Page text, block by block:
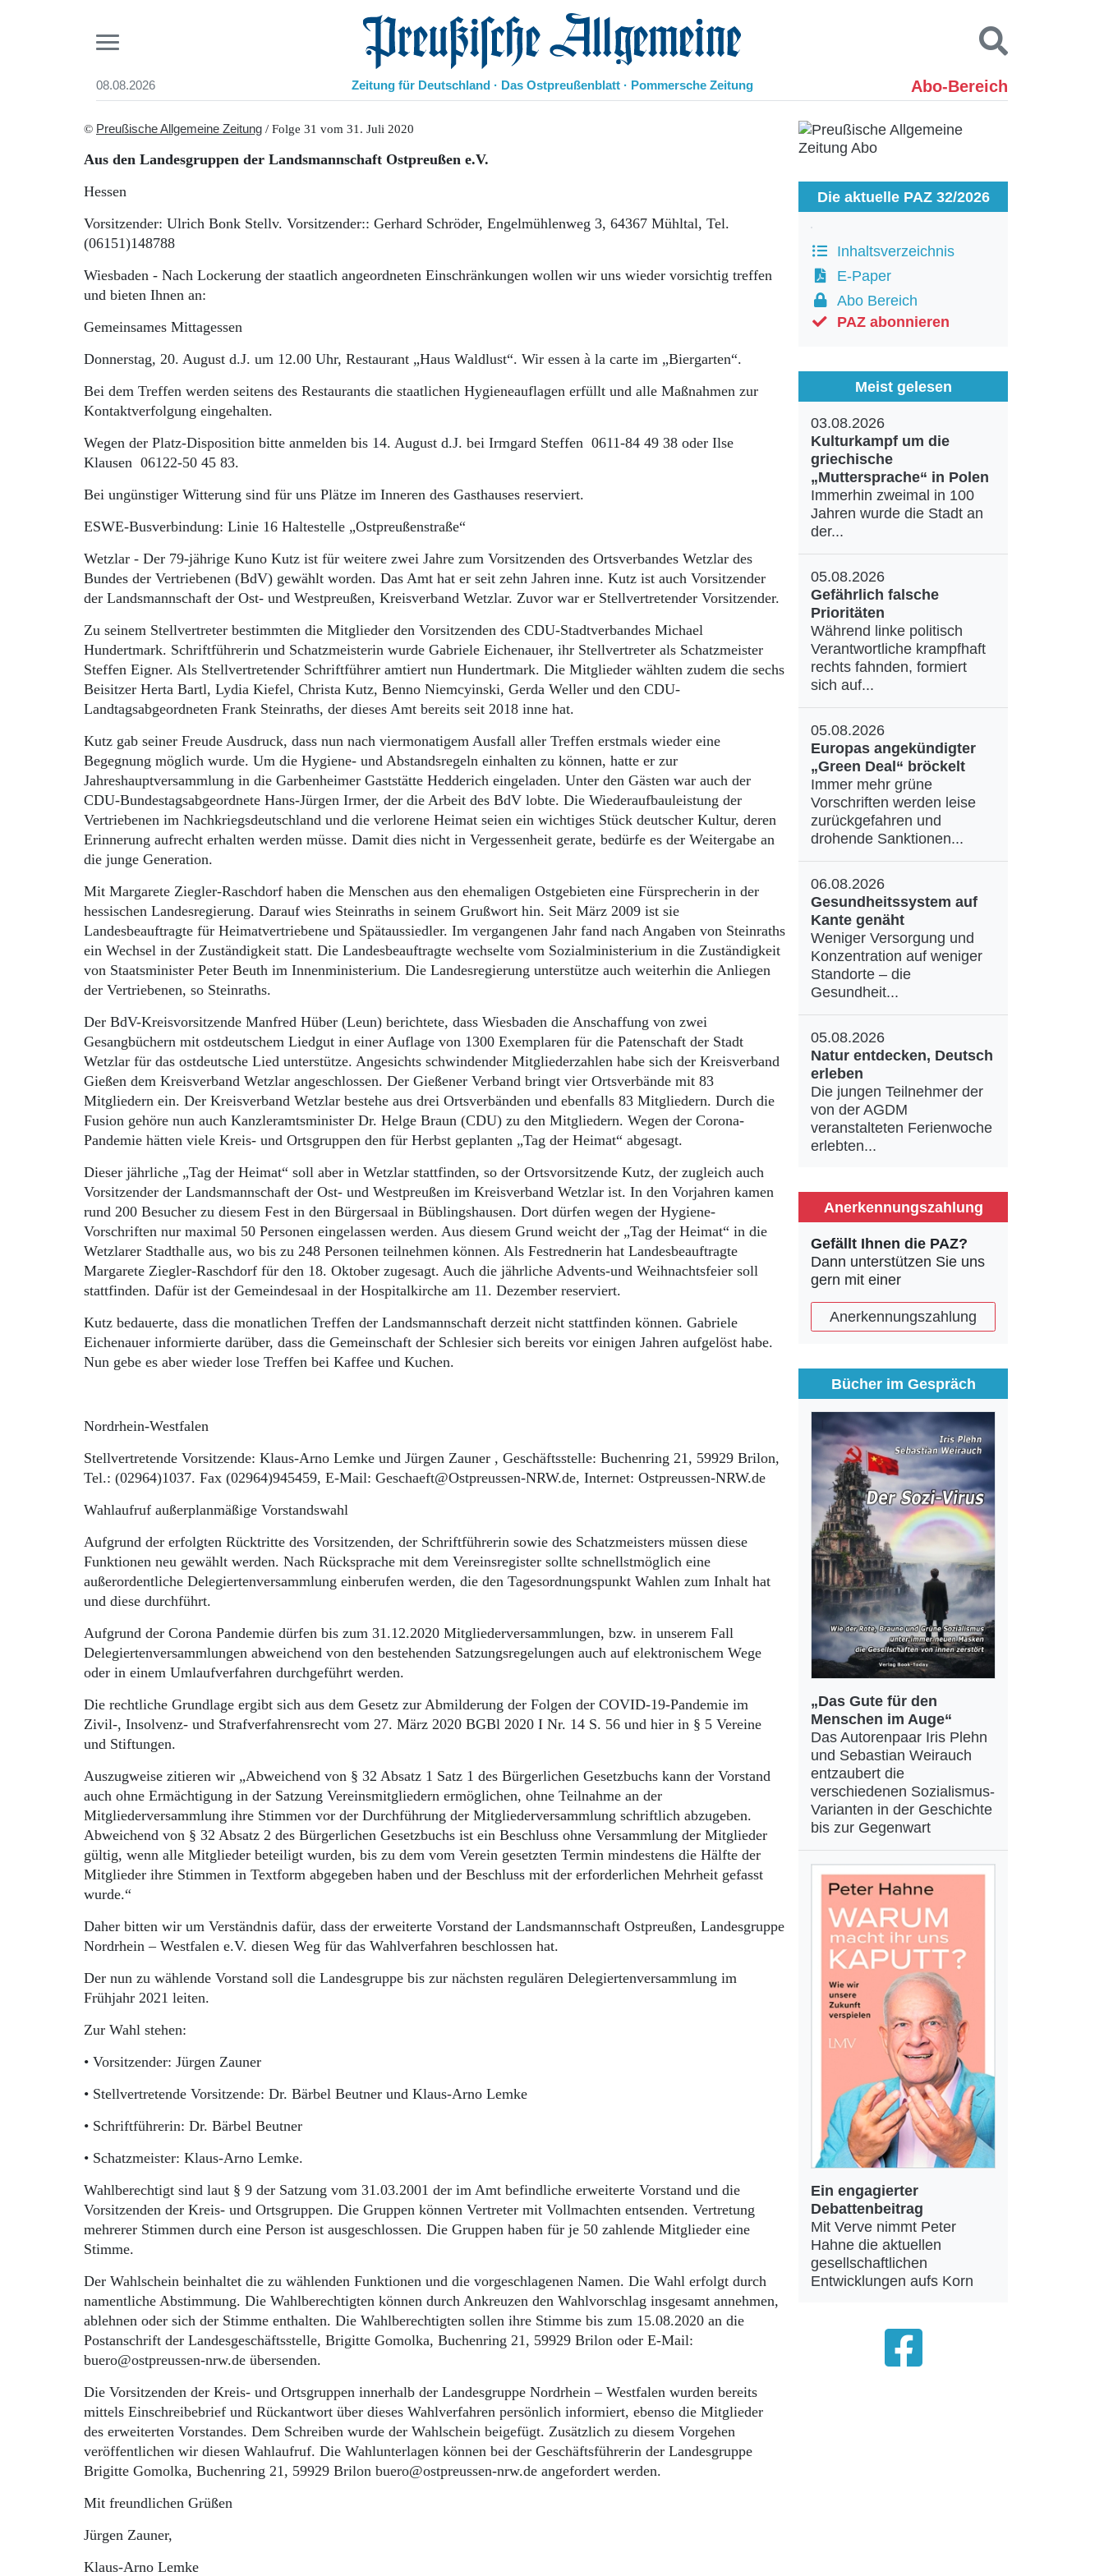
08.08.2026 Preußische Allgemeine Zeitung
Zeitung für Deutschland · Das Ostpreußenblatt · Pommersche Zeitung Abo-Bereich
Start
Aktuelle Ausgabe
Abo Prämien
Archiv
Leben
Pommern
Kontakt
Suchen und finden
© Preußische Allgemeine Zeitung / Folge 31 vom 31. Juli 2020
Aus den Landesgruppen der Landsmannschaft Ostpreußen e.V.
Hessen
Vorsitzender: Ulrich Bonk Stellv. Vorsitzender:: Gerhard Schröder, Engelmühlenweg 3, 64367 Mühltal, Tel.
(06151)148788
Wiesbaden - Nach Lockerung der staatlich angeordneten Einschränkungen wollen wir uns wieder vorsichtig treffen
und bieten Ihnen an:
Gemeinsames Mittagessen
Donnerstag, 20. August d.J. um 12.00 Uhr, Restaurant „Haus Waldlust“. Wir essen à la carte im „Biergarten“.
Bei dem Treffen werden seitens des Restaurants die staatlichen Hygieneauflagen erfüllt und alle Maßnahmen zur
Kontaktverfolgung eingehalten.
Wegen der Platz-Disposition bitte anmelden bis 14. August d.J. bei Irmgard Steffen 0611-84 49 38 oder Ilse
Klausen 06122-50 45 83.
Bei ungünstiger Witterung sind für uns Plätze im Inneren des Gasthauses reserviert.
ESWE-Busverbindung: Linie 16 Haltestelle „Ostpreußenstraße“
Wetzlar - Der 79-jährige Kuno Kutz ist für weitere zwei Jahre zum Vorsitzenden des Ortsverbandes Wetzlar des
Bundes der Vertriebenen (BdV) gewählt worden. Das Amt hat er seit zehn Jahren inne. Kutz ist auch Vorsitzender
der Landsmannschaft der Ost- und Westpreußen, Kreisverband Wetzlar. Zuvor war er Stellvertretender Vorsitzender.
Zu seinem Stellvertreter bestimmten die Mitglieder den Vorsitzenden des CDU-Stadtverbandes Michael
Hundertmark. Schriftführerin und Schatzmeisterin wurde Gabriele Eichenauer, ihr Stellvertreter als Schatzmeister
Steffen Eigner. Als Stellvertretender Schriftführer amtiert nun Hundertmark. Die Mitglieder wählten zudem die sechs
Beisitzer Herta Bartl, Lydia Kiefel, Christa Kutz, Benno Niemcyinski, Gerda Weller und den CDU-
Landtagsabgeordneten Frank Steinraths, der dieses Amt bereits seit 2018 inne hat.
Kutz gab seiner Freude Ausdruck, dass nun nach viermonatigem Ausfall aller Treffen erstmals wieder eine
Begegnung möglich wurde. Um die Hygiene- und Abstandsregeln einhalten zu können, hatte er zur
Jahreshauptversammlung in die Garbenheimer Gaststätte Hedderich eingeladen. Unter den Gästen war auch der
CDU-Bundestagsabgeordnete Hans-Jürgen Irmer, der die Arbeit des BdV lobte. Die Wiederaufbauleistung der
Vertriebenen im Nachkriegsdeutschland und die verlorene Heimat seien ein wichtiges Stück deutscher Kultur, deren
Erinnerung aufrecht erhalten werden müsse. Damit dies nicht in Vergessenheit gerate, bedürfe es der Weitergabe an
die junge Generation.
Mit Margarete Ziegler-Raschdorf haben die Menschen aus den ehemaligen Ostgebieten eine Fürsprecherin in der
hessischen Landesregierung. Darauf wies Steinraths in seinem Grußwort hin. Seit März 2009 ist sie
Landesbeauftragte für Heimatvertriebene und Spätaussiedler. Im vergangenen Jahr fand nach Angaben von Steinraths
ein Wechsel in der Zuständigkeit statt. Die Landesbeauftragte wechselte vom Sozialministerium in die Zuständigkeit
von Staatsminister Peter Beuth im Innenministerium. Die Landesregierung unterstütze auch weiterhin die Anliegen
der Vertriebenen, so Steinraths.
Der BdV-Kreisvorsitzende Manfred Hüber (Leun) berichtete, dass Wiesbaden die Anschaffung von zwei
Gesangbüchern mit ostdeutschem Liedgut in einer Auflage von 1300 Exemplaren für die Patenschaft der Stadt
Wetzlar für das ostdeutsche Lied unterstütze. Angesichts schwindender Mitgliederzahlen habe sich der Kreisverband
Gießen dem Kreisverband Wetzlar angeschlossen. Der Gießener Verband bringt vier Ortsverbände mit 83
Mitgliedern ein. Der Kreisverband Wetzlar bestehe aus drei Ortsverbänden und ebenfalls 83 Mitgliedern. Durch die
Fusion gehöre nun auch Kanzleramtsminister Dr. Helge Braun (CDU) zu den Mitgliedern. Wegen der Corona-
Pandemie hätten viele Kreis- und Ortsgruppen den für Herbst geplanten „Tag der Heimat“ abgesagt.
Dieser jährliche „Tag der Heimat“ soll aber in Wetzlar stattfinden, so der Ortsvorsitzende Kutz, der zugleich auch
Vorsitzender der Landsmannschaft der Ost- und Westpreußen im Kreisverband Wetzlar ist. In den Vorjahren kamen
rund 200 Besucher zu diesem Fest in den Bürgersaal in Büblingshausen. Dort dürfen wegen der Hygiene-
Vorschriften nur maximal 50 Personen eingelassen werden. Aus diesem Grund weicht der „Tag der Heimat“ in die
Wetzlarer Stadthalle aus, wo bis zu 248 Personen teilnehmen können. Als Festrednerin hat Landesbeauftragte
Margarete Ziegler-Raschdorf für den 18. Oktober zugesagt. Auch die jährliche Advents-und Weihnachtsfeier soll
stattfinden. Dafür ist der Gemeindesaal in der Hospitalkirche am 11. Dezember reserviert.
Kutz bedauerte, dass die monatlichen Treffen der Landsmannschaft derzeit nicht stattfinden können. Gabriele
Eichenauer informierte darüber, dass die Gemeinschaft der Schlesier sich bereits vor einigen Jahren aufgelöst habe.
Nun gebe es aber wieder lose Treffen bei Kaffee und Kuchen.
Nordrhein-Westfalen
Stellvertretende Vorsitzende: Klaus-Arno Lemke und Jürgen Zauner , Geschäftsstelle: Buchenring 21, 59929 Brilon,
Tel.: (02964)1037. Fax (02964)945459, E-Mail: Geschaeft@Ostpreussen-NRW.de, Internet: Ostpreussen-NRW.de
Wahlaufruf außerplanmäßige Vorstandswahl
Aufgrund der erfolgten Rücktritte des Vorsitzenden, der Schriftführerin sowie des Schatzmeisters müssen diese
Funktionen neu gewählt werden. Nach Rücksprache mit dem Vereinsregister sollte schnellstmöglich eine
außerordentliche Delegiertenversammlung einberufen werden, die den Tagesordnungspunkt Wahlen zum Inhalt hat
und diese durchführt.
Aufgrund der Corona Pandemie dürfen bis zum 31.12.2020 Mitgliederversammlungen, bzw. in unserem Fall
Delegiertenversammlungen abweichend von den bestehenden Satzungsregelungen auch auf elektronischem Wege
oder in einem Umlaufverfahren durchgeführt werden.
Die rechtliche Grundlage ergibt sich aus dem Gesetz zur Abmilderung der Folgen der COVID-19-Pandemie im
Zivil-, Insolvenz- und Strafverfahrensrecht vom 27. März 2020 BGBl 2020 I Nr. 14 S. 56 und hier in § 5 Vereine
und Stiftungen.
Auszugweise zitieren wir „Abweichend von § 32 Absatz 1 Satz 1 des Bürgerlichen Gesetzbuchs kann der Vorstand
auch ohne Ermächtigung in der Satzung Vereinsmitgliedern ermöglichen, ohne Teilnahme an der
Mitgliederversammlung ihre Stimmen vor der Durchführung der Mitgliederversammlung schriftlich abzugeben.
Abweichend von § 32 Absatz 2 des Bürgerlichen Gesetzbuchs ist ein Beschluss ohne Versammlung der Mitglieder
gültig, wenn alle Mitglieder beteiligt wurden, bis zu dem vom Verein gesetzten Termin mindestens die Hälfte der
Mitglieder ihre Stimmen in Textform abgegeben haben und der Beschluss mit der erforderlichen Mehrheit gefasst
wurde.“
Daher bitten wir um Verständnis dafür, dass der erweiterte Vorstand der Landsmannschaft Ostpreußen, Landesgruppe
Nordrhein – Westfalen e.V. diesen Weg für das Wahlverfahren beschlossen hat.
Der nun zu wählende Vorstand soll die Landesgruppe bis zur nächsten regulären Delegiertenversammlung im
Frühjahr 2021 leiten.
Zur Wahl stehen:
• Vorsitzender: Jürgen Zauner
• Stellvertretende Vorsitzende: Dr. Bärbel Beutner und Klaus-Arno Lemke
• Schriftführerin: Dr. Bärbel Beutner
• Schatzmeister: Klaus-Arno Lemke.
Wahlberechtigt sind laut § 9 der Satzung vom 31.03.2001 der im Amt befindliche erweiterte Vorstand und die
Vorsitzenden der Kreis- und Ortsgruppen. Die Gruppen können Vertreter mit Vollmachten entsenden. Vertretung
mehrerer Stimmen durch eine Person ist ausgeschlossen. Die Gruppen haben für je 50 zahlende Mitglieder eine
Stimme.
Der Wahlschein beinhaltet die zu wählenden Funktionen und die vorgeschlagenen Namen. Die Wahl erfolgt durch
namentliche Abstimmung. Die Wahlberechtigten können durch Ankreuzen den Wahlvorschlag insgesamt annehmen,
ablehnen oder sich der Stimme enthalten. Die Wahlberechtigten sollen ihre Stimme bis zum 15.08.2020 an die
Postanschrift der Landesgeschäftsstelle, Brigitte Gomolka, Buchenring 21, 59929 Brilon oder E-Mail:
buero@ostpreussen-nrw.de übersenden.
Die Vorsitzenden der Kreis- und Ortsgruppen innerhalb der Landesgruppe Nordrhein – Westfalen wurden bereits
mittels Einschreibebrief und Rückantwort über dieses Wahlverfahren persönlich informiert, ebenso die Mitglieder
des erweiterten Vorstandes. Dem Schreiben wurde der Wahlschein beigefügt. Zusätzlich zu diesem Vorgehen
veröffentlichen wir diesen Wahlaufruf. Die Wahlunterlagen können bei der Geschäftsführerin der Landesgruppe
Brigitte Gomolka, Buchenring 21, 59929 Brilon buero@ostpreussen-nrw.de angefordert werden.
Mit freundlichen Grüßen
Jürgen Zauner,
Klaus-Arno Lemke
Die aktuelle PAZ 32/2026
Inhaltsverzeichnis
E-Paper
Abo Bereich
PAZ abonnieren
Meist gelesen
03.08.2026
Kulturkampf um die
griechische
„Muttersprache“ in Polen
Immerhin zweimal in 100
Jahren wurde die Stadt an
der...
05.08.2026
Gefährlich falsche
Prioritäten
Während linke politisch
Verantwortliche krampfhaft
rechts fahnden, formiert
sich auf...
05.08.2026
Europas angekündigter
„Green Deal“ bröckelt
Immer mehr grüne
Vorschriften werden leise
zurückgefahren und
drohende Sanktionen...
06.08.2026
Gesundheitssystem auf
Kante genäht
Weniger Versorgung und
Konzentration auf weniger
Standorte – die
Gesundheit...
05.08.2026
Natur entdecken, Deutsch
erleben
Die jungen Teilnehmer der
von der AGDM
veranstalteten Ferienwoche
erlebten...
Anerkennungszahlung
Gefällt Ihnen die PAZ?
Dann unterstützen Sie uns
gern mit einer
Anerkennungszahlung
Bücher im Gespräch
„Das Gute für den
Menschen im Auge“
Das Autorenpaar Iris Plehn
und Sebastian Weirauch
entzaubert die
verschiedenen Sozialismus-
Varianten in der Geschichte
bis zur Gegenwart
Ein engagierter
Debattenbeitrag
Mit Verve nimmt Peter
Hahne die aktuellen
gesellschaftlichen
Entwicklungen aufs Korn